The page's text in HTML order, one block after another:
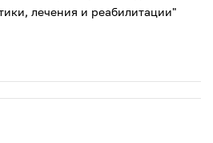
лечения и реабилитации"